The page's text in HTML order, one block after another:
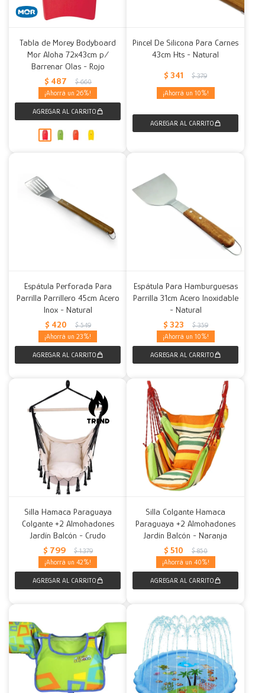
Tabla de Morey Bodyboard
Mor Aloha 72x43cm p/
Barrenar Olas - Rojo
$ 487 $ 660
26
Pincel De Silicona Para Carnes
43cm Hts - Natural
$ 341 $ 379
10
Espátula Perforada Para
Parrilla Parrillero 45cm Acero
Inox - Natural
$ 420 $ 549
23
Espátula Para Hamburguesas
Parrilla 31cm Acero Inoxidable
- Natural
$ 323 $ 359
10
Silla Hamaca Paraguaya
Colgante +2 Almohadones
Jardín Balcón - Crudo
$ 799 $ 1.379
42
Silla Colgante Hamaca
Paraguaya +2 Almohadones
Jardín Balcón - Naranja
$ 510 $ 850
40